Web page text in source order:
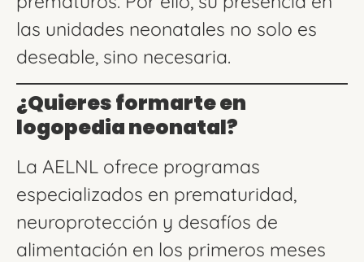
las unidades neonatales no solo es
deseable, sino necesaria.
¿Quieres formarte en
logopedia neonatal?
La AELNL ofrece programas
especializados en prematuridad,
neuroprotección y desafíos de
alimentación en los primeros meses